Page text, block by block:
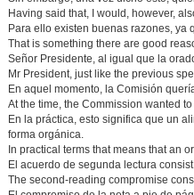
Having said that, I would, however,
Para ello existen buenas razones,
That is something there are good
Señor Presidente, al igual que la
Mr President, just like the previous
En aquel momento, la Comisión
At the time, the Commission wanted
En la práctica, esto significa que un
forma orgánica.
In practical terms that means that an
El acuerdo de segunda lectura
The second-reading compromise